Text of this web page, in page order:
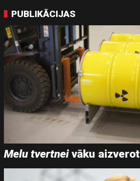
PUBLIKĀCIJAS
Melu tvertneivāku aizverot